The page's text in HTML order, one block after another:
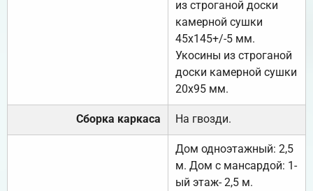
из строганой доски
камерной сушки
45х145+/-5 мм.
Укосины из строганой
доски камерной сушки
20х95 мм.
Сборка каркаса На гвозди.
Дом одноэтажный: 2,5
м. Дом с мансардой: 1-
ый этаж- 2,5 м.